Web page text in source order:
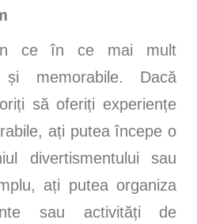
ce în ce mai mult
memorabile. Dacă
să oferiți experiențe
ați putea începe o
divertismentului sau
ați putea organiza
sau activități de